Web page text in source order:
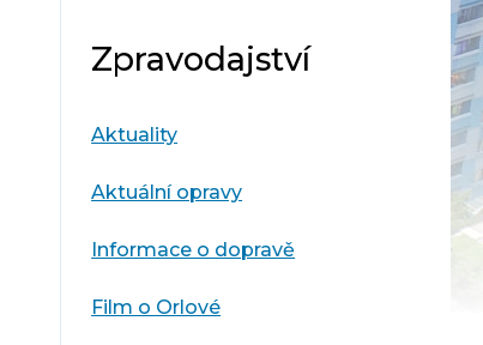
Zpravodajství
Aktuality
Aktuální opravy
Informace o dopravě
Film o Orlové